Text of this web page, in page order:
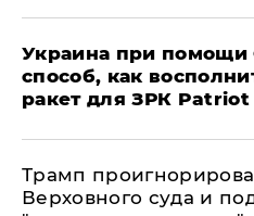
Украина при
способ, как
ракет для ЗРК Patriot
Трамп
Верховного суда и